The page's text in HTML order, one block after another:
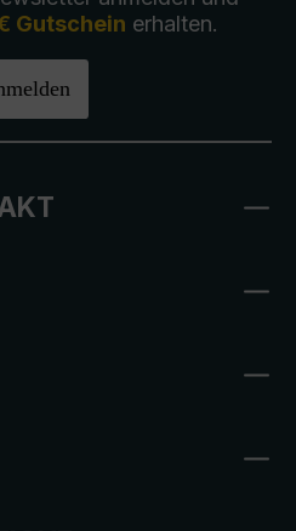
Gutschein erhalten.